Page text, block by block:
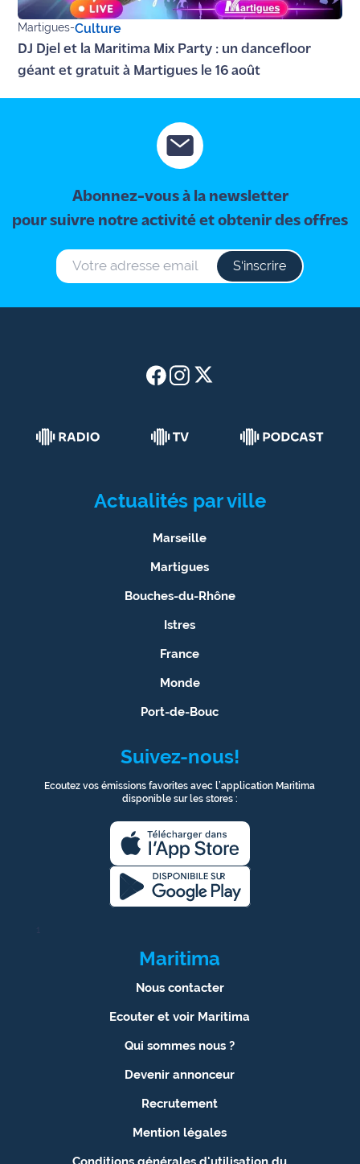
Martigues-Culture
DJ Djel et la Maritima Mix Party : un dancefloor
géant et gratuit à Martigues le 16 août
Abonnez-vous à la newsletter
pour suivre notre activité et obtenir des offres
S‘inscrire
Actualités par ville
Marseille
Martigues
Bouches-du-Rhône
Istres
France
Monde
Port-de-Bouc
Suivez-nous!
Ecoutez vos émissions favorites avec l’application Maritima
disponible sur les stores :
1
Maritima
Nous contacter
Ecouter et voir Maritima
Qui sommes nous ?
Devenir annonceur
Recrutement
Mention légales
Conditions générales d'utilisation du